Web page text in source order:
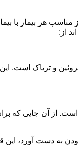
هر بیمار با
از:
و تریاک است. این
از آن جایی که
به دست آورد، این